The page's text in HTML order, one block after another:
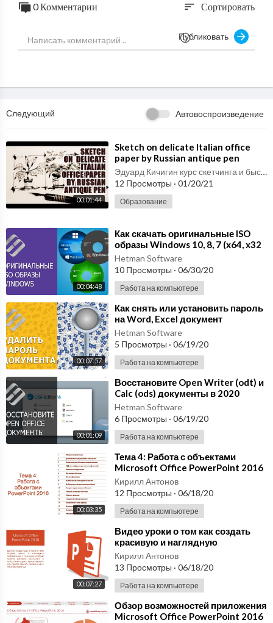
w.youtube.com/watch?v=_iAWJs5eY28&list=PLg-t-TEm7Jmqk
aLJ1WaVcL8AZlyFP5VP1
- Google Plus :https://plus.google.com/+HungarianPod101
- Pinterest :
https://www.pinterest.com/HungarianPod101/
Learn Hungarian with real lessons by real teachers. Get your F
REE Lifetime Account at
http://www.HungarianPod101.com/vi
deo
0 Комментарии sort Сортировать
Публиковать
Следующий Автовоспроизведение
00:01:44
⁣Sketch on delicate Italian office
paper by Russian antique pen
Эдуард Кичигин курс скетчинга и быстрого рисунка
12 Просмотры · 01/20/21
Образование
00:04:48
⁣Как скачать оригинальные ISO
образы Windows 10, 8, 7 (x64, x32
бита) и Microsoft Office ?? ?️
Hetman Software
10 Просмотры · 06/30/20
Работа на компьютере
00:07:57
⁣Как снять или установить пароль
на Word, Excel документ
Microsoft Office в 2019 ???
Hetman Software
5 Просмотры · 06/19/20
Работа на компьютере
00:01:09
⁣Восстановите Open Writer (odt) и
Calc (ods) документы в 2020
программой Hetman Office
Recovery ⚕️??
Hetman Software
6 Просмотры · 06/19/20
Работа на компьютере
00:03:35
⁣Тема 4: Работа с объектами
Microsoft Office PowerPoint 2016
Кирилл Антонов
12 Просмотры · 06/18/20
Работа на компьютере
00:07:27
⁣Видео уроки о том как создать
красивую и наглядную
презентацию в Microsoft Office
PowerPoint 2016
Кирилл Антонов
13 Просмотры · 06/18/20
Работа на компьютере
⁣Обзор возможностей приложения
Microsoft Office PowerPoint 2016